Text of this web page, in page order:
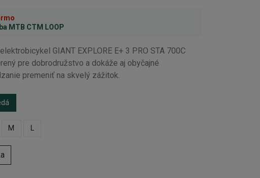
MTB CTM LOOP
GIANT EXPLORE E+ 3 PRO STA 700C
pre dobrodružstvo a dokáže aj obyčajné
premeniť na skvelý zážitok.
M L